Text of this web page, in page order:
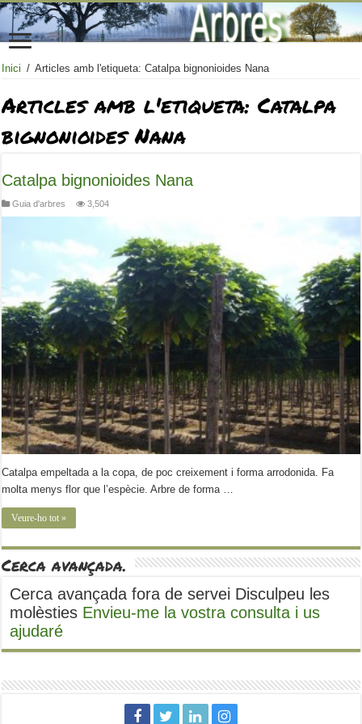
Inici / Articles amb l'etiqueta: Catalpa bignonioides Nana
Articles amb l'etiqueta:Catalpa
bignonioides Nana
Catalpa bignonioides Nana
Guia d'arbres 3,504
Catalpa empeltada a la copa, de poc creixement i forma arrodonida. Fa
molta menys flor que l’espècie. Arbre de forma …
Veure-ho tot »
Cerca avançada.
Cerca avançada fora de servei Disculpeu les
molèsties Envieu-me la vostra consulta i us
ajudaré